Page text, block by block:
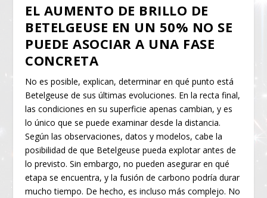
EL AUMENTO DE BRILLO DE
BETELGEUSE EN UN 50% NO SE
PUEDE ASOCIAR A UNA FASE
CONCRETA
No es posible, explican, determinar en qué punto está
Betelgeuse de sus últimas evoluciones. En la recta final,
las condiciones en su superficie apenas cambian, y es
lo único que se puede examinar desde la distancia.
Según las observaciones, datos y modelos, cabe la
posibilidad de que Betelgeuse pueda explotar antes de
lo previsto. Sin embargo, no pueden asegurar en qué
etapa se encuentra, y la fusión de carbono podría durar
mucho tiempo. De hecho, es incluso más complejo. No